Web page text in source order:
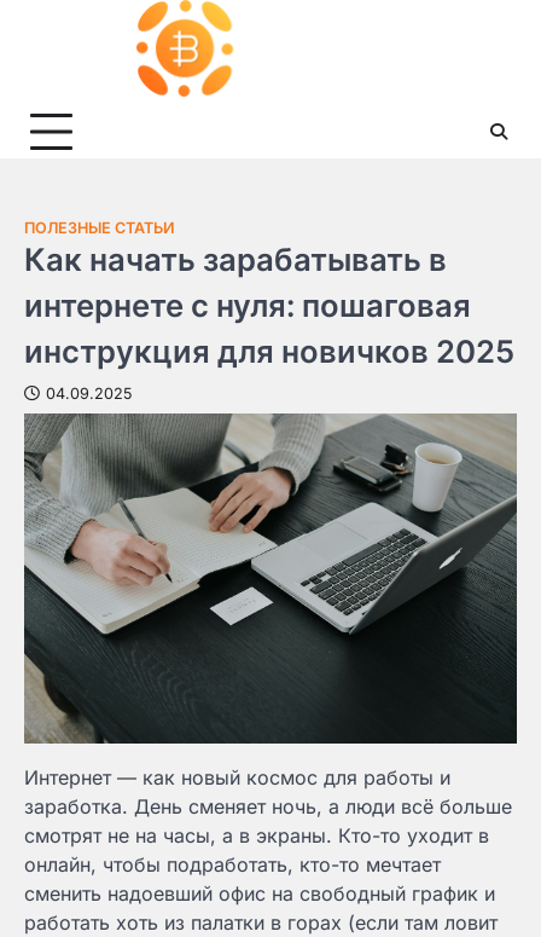
ПОЛЕЗНЫЕ СТАТЬИ
Как начать зарабатывать в
интернете с нуля: пошаговая
инструкция для новичков 2025
04.09.2025
Интернет — как новый космос для работы и
заработка. День сменяет ночь, а люди всё больше
смотрят не на часы, а в экраны. Кто-то уходит в
онлайн, чтобы подработать, кто-то мечтает
сменить надоевший офис на свободный график и
работать хоть из палатки в горах (если там ловит